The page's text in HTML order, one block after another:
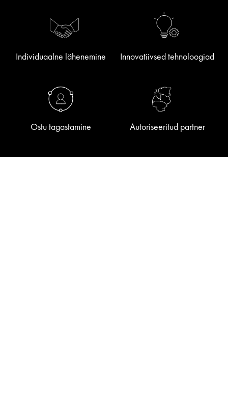
Individuaalne lähenemine Innovatiivsed tehnoloogiad
Ostu tagastamine Autoriseeritud partner